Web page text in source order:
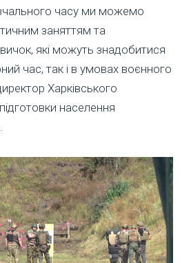
часу ми можемо
заняттям та
які можуть знадобитися
час, так і в умовах воєнного
Харківського
населення